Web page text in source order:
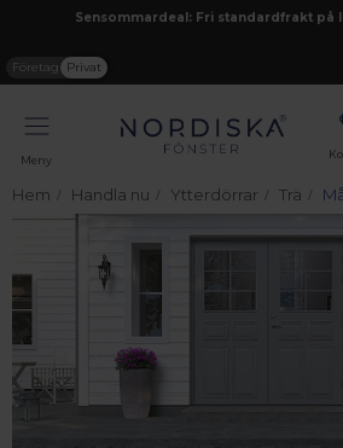
Sensommardeal: Fri standardfrakt på
Företag Privat
Meny
Hem Handla nu Ytterdörrar Trä